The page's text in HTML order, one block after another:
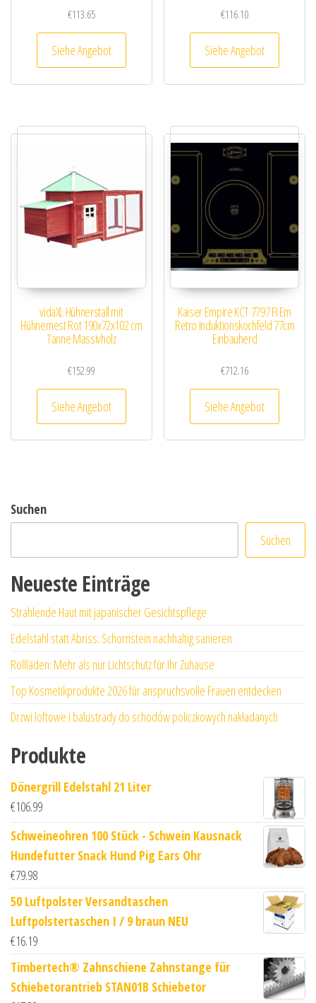
€113.65
Siehe Angebot
€116.10
Siehe Angebot
vidaXL Hühnerstall mit
Hühnernest Rot 190x72x102 cm
Tanne Massivholz
€152.99
Siehe Angebot
Kaiser Empire KCT 7797 FI Em
Retro Induktionskochfeld 77cm
Einbauherd
€712.16
Siehe Angebot
Suchen
Suchen
Neueste Einträge
Strahlende Haut mit japanischer Gesichtspflege
Edelstahl statt Abriss: Schornstein nachhaltig sanieren
Rollläden: Mehr als nur Lichtschutz für Ihr Zuhause
Top Kosmetikprodukte 2026 für anspruchsvolle Frauen entdecken
Drzwi loftowe i balustrady do schodów policzkowych nakładanych
Produkte
Dönergrill Edelstahl 21 Liter
€106.99
Schweineohren 100 Stück - Schwein Kausnack
Hundefutter Snack Hund Pig Ears Ohr
€79.98
50 Luftpolster Versandtaschen
Luftpolstertaschen I / 9 braun NEU
€16.19
Timbertech® Zahnschiene Zahnstange für
Schiebetorantrieb STAN01B Schiebetor